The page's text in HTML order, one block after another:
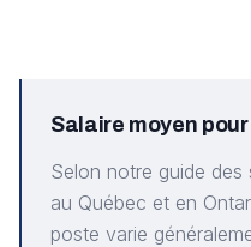
Salaire moyen
Selon notre guide des
au Québec et en
poste varie